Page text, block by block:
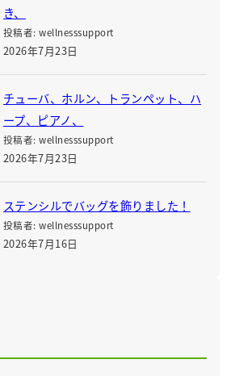
き、
投稿者: wellnesssupport
2026年7月23日
チューバ、ホルン、トランペット、ハ
ープ、ピアノ、
投稿者: wellnesssupport
2026年7月23日
ステンシルでバッグを飾りました！
投稿者: wellnesssupport
2026年7月16日